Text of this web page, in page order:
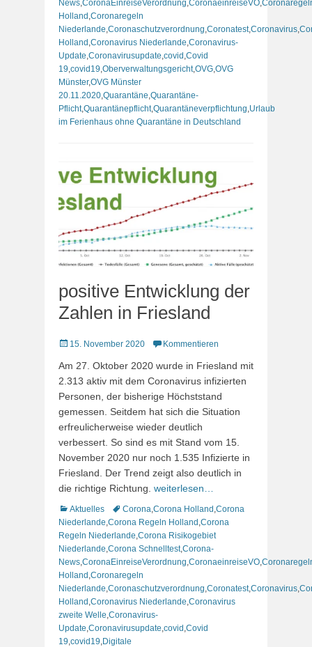
News CoronaEinreiseVerordnung CoronaeinreiseVO
Holland Coronaregeln
Niederlande Coronaschutzverordnung Coronatest,Coronavirus
Holland Coronavirus Niederlande Coronavirus-
Update Coronavirusupdate covid Covid
19 covid19 Oberverwaltungsgericht,OVG OVG
Münster,OVG Münster
20.11.2020 Quarantäne Quarantäne-
Pflicht,Quarantänepflicht,Quarantäneverpflichtung Urlaub
im Ferienhaus ohne Quarantäne in Deutschland
positive Entwicklung der
Zahlen in Friesland
Veröffentlicht
15. November 2020 Kommentieren
Am 27. Oktober 2020 wurde in Friesland mit
2.313 aktiv mit dem Coronavirus infizierten
Personen, der bisherige Höchststand
gemessen. Seitdem hat sich die Situation
erfreulicherweise wieder deutlich
verbessert. So sind es mit Stand vom 15.
November 2020 nur noch 1.535 Infizierte in
Friesland. Der Trend zeigt also deutlich in
die richtige Richtung. weiterlesen…
Kategorien
Aktuelles Schlagworte
Corona,Corona Holland ,Corona
Niederlande,Corona Regeln Holland ,Corona
Regeln Niederlande,Corona Risikogebiet
Niederlande,Corona Schnelltest,Corona-
News,CoronaEinreiseVerordnung,CoronaeinreiseVO,
Holland ,Coronaregeln
Niederlande,Coronaschutzverordnung,Coronatest,Coronavirus,
Holland ,Coronavirus Niederlande,Coronavirus
zweite Welle,Coronavirus-
Update,Coronavirusupdate,covid ,Covid
19,covid19,Digitale